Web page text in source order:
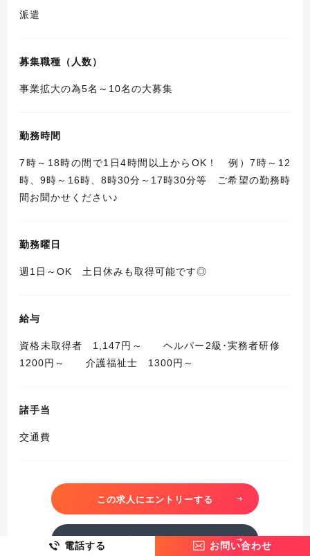
派遣
募集職種（人数）
事業拡大の為5名～10名の大募集
勤務時間
7時～18時の間で1日4時間以上からOK！ 例）7時～12
時、9時～16時、8時30分～17時30分等 ご希望の勤務時
間お聞かせください♪
勤務曜日
週1日～OK 土日休みも取得可能です◎
給与
資格未取得者 1,147円～ ヘルパー2級･実務者研修
1200円～ 介護福祉士 1300円～
諸手当
交通費
この求人にエントリーする
この求人を詳しく見る
電話する お問い合わせ